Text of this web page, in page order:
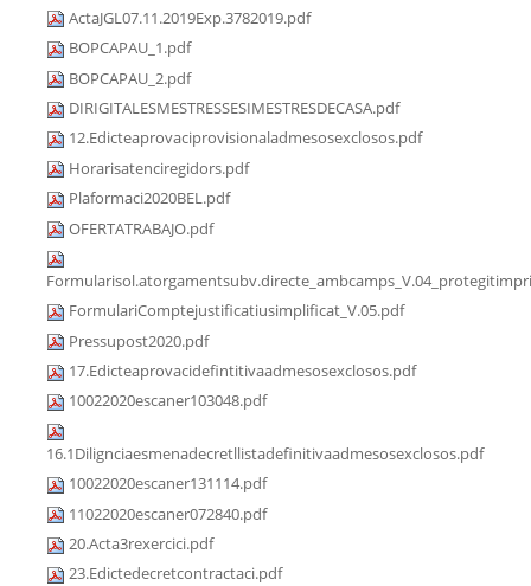
ActaJGL07.11.2019Exp.3782019.pdf
BOPCAPAU_1.pdf
BOPCAPAU_2.pdf
DIRIGITALESMESTRESSESIMESTRESDECASA.pdf
12.Edicteaprovaciprovisionaladmesosexclosos.pdf
Horarisatenciregidors.pdf
Plaformaci2020BEL.pdf
OFERTATRABAJO.pdf
FormulariComptejustificatiusimplificat_V.05.pdf
Pressupost2020.pdf
17.Edicteaprovacidefintitivaadmesosexclosos.pdf
10022020escaner103048.pdf
16.1Dilignciaesmenadecretllistadefinitivaadmesosexclosos.pdf
10022020escaner131114.pdf
11022020escaner072840.pdf
20.Acta3rexercici.pdf
23.Edictedecretcontractaci.pdf